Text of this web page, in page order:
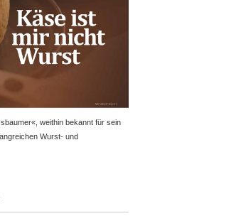
weithin bekannt für sein
Wurst- und